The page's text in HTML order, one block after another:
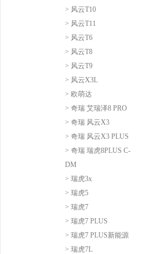
> 风云T10
> 风云T11
> 风云T6
> 风云T8
> 风云T9
> 风云X3L
> 欧萌达
> 奇瑞 艾瑞泽8 PRO
> 奇瑞 风云X3
> 奇瑞 风云X3 PLUS
> 奇瑞 瑞虎8PLUS C-
DM
> 瑞虎3x
> 瑞虎5
> 瑞虎7
> 瑞虎7 PLUS
> 瑞虎7 PLUS新能源
> 瑞虎7L